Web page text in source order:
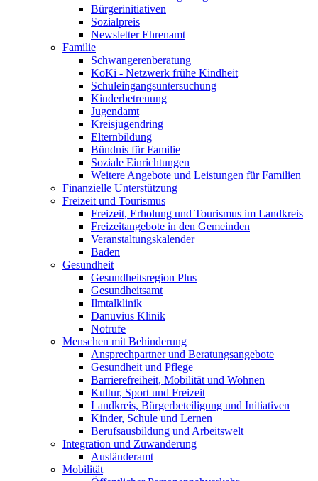
Bürgerinitiativen
Sozialpreis
Newsletter Ehrenamt
Familie
Schwangerenberatung
KoKi - Netzwerk frühe Kindheit
Schuleingangsuntersuchung
Kinderbetreuung
Jugendamt
Kreisjugendring
Elternbildung
Bündnis für Familie
Soziale Einrichtungen
Weitere Angebote und Leistungen für Familien
Finanzielle Unterstützung
Freizeit und Tourismus
Freizeit, Erholung und Tourismus im Landkreis
Freizeitangebote in den Gemeinden
Veranstaltungskalender
Baden
Gesundheit
Gesundheitsregion Plus
Gesundheitsamt
Ilmtalklinik
Danuvius Klinik
Notrufe
Menschen mit Behinderung
Ansprechpartner und Beratungsangebote
Gesundheit und Pflege
Barrierefreiheit, Mobilität und Wohnen
Kultur, Sport und Freizeit
Landkreis, Bürgerbeteiligung und Initiativen
Kinder, Schule und Lernen
Berufsausbildung und Arbeitswelt
Integration und Zuwanderung
Ausländeramt
Mobilität